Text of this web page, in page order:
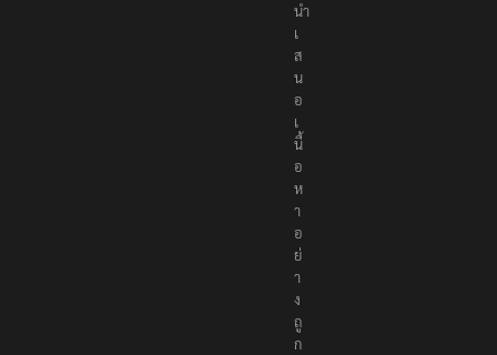
นำ
เ
ส
น
อ
เ
นื้
อ
ห
า
อ
ย่
า
ง
ถู
ก